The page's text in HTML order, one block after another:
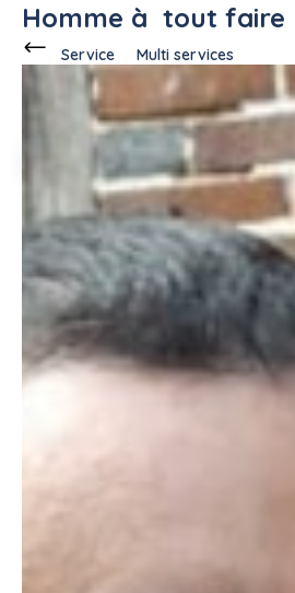
Homme à tout faire
Service Multi services
Ce voisinpropose ce service La
Marc M.
Description de l'annonce
Besoin d'aide pour réparer/bricoler
n'hésitez pas a me contacter par mail
Merci
#multi services